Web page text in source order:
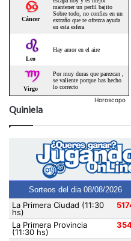
Horoscopo
Quiniela